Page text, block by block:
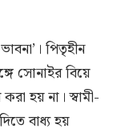
পিতৃহীন
সোনাইর বিয়ে
হয় না। স্বামী-
বাধ্য হয়